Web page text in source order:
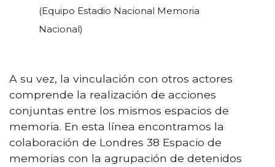
(Equipo Estadio Nacional Memoria
Nacional)
A su vez, la vinculación con otros actores
comprende la realización de acciones
conjuntas entre los mismos espacios de
memoria. En esta línea encontramos la
colaboración de Londres 38 Espacio de
memorias con la agrupación de detenidos